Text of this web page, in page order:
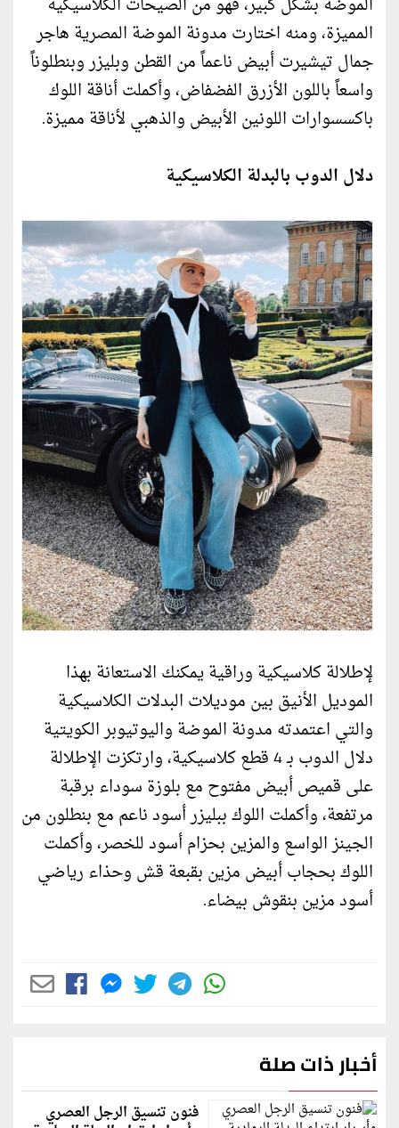
المميزة، ومنه اختارت مدونة الموضة المصرية هاجر
جمال تيشيرت أبيض ناعماً من القطن وبليزر وبنطلوناً
واسعاً باللون الأزرق الفضفاض، وأكملت أناقة اللوك
باكسسوارات اللونين الأبيض والذهبي لأناقة مميزة.
دلال الدوب بالبدلة الكلاسيكية
لإطلالة كلاسيكية وراقية يمكنك الاستعانة بهذا
الموديل الأنيق بين موديلات البدلات الكلاسيكية
والتي اعتمدته مدونة الموضة واليوتيوبر الكويتية
دلال الدوب بـ 4 قطع كلاسيكية، وارتكزت الإطلالة
على قميص أبيض مفتوح مع بلوزة سوداء برقبة
مرتفعة، وأكملت اللوك ببليزر أسود ناعم مع بنطلون من
الجينز الواسع والمزين بحزام أسود للخصر، وأكملت
اللوك بحجاب أبيض مزين بقبعة قش وحذاء رياضي
أسود مزين بنقوش بيضاء.
أخبار ذات صلة
فنون تنسيق الرجل العصري